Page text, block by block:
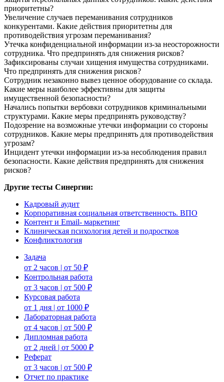
приоритетны?
Увеличение случаев переманивания сотрудников
конкурентами. Какие действия приоритетны для
противодействия угрозам переманивания?
Утечка конфиденциальной информации из-за неосторожности
сотрудника. Что предпринять для снижения рисков?
Зафиксированы случаи хищения имущества сотрудниками.
Что предпринять для снижения рисков?
Сотрудник незаконно вывез ценное оборудование со склада.
Какие меры наиболее эффективны для защиты
имущественной безопасности?
Начались попытки вербовки сотрудников криминальными
структурами. Какие меры предпринять руководству?
Подозрение на возможные утечки информации со стороны
сотрудников. Какие меры предпринять для противодействия
угрозам?
Инцидент утечки информации из-за несоблюдения правил
безопасности. Какие действия предпринять для снижения
рисков?
Другие тесты Синергии:
Кадровый аудит
Корпоративная социальная ответственность. ВПО
Контент и Email- маркетинг
Клиническая психология детей и подростков
Конфликтология
Задача
от 2 часов | от 50 ₽
Контрольная работа
от 3 часов | от 500 ₽
Курсовая работа
от 1 дня | от 1000 ₽
Лабораторная работа
от 4 часов | от 500 ₽
Дипломная работа
от 2 дней | от 5000 ₽
Реферат
от 3 часов | от 500 ₽
Отчет по практике